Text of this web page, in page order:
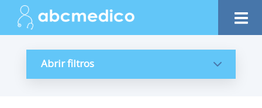
Abrir filtros